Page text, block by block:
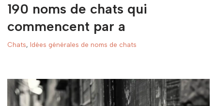
190 noms de chats qui
commencent par a
Chats, Idées générales de noms de chats